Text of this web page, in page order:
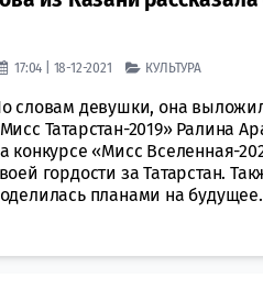
17:04 | 18-12-2021 КУЛЬТУРА
словам девушки, она
Татарстан-2019» Ралина
конкурсе «Мисс Вселенная-
гордости за Татарстан.
планами на